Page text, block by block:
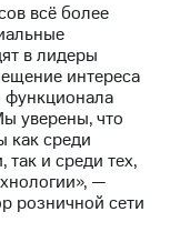
всё более
в лидеры
интереса
функционала
уверены, что
как среди
и среди тех,
—
розничной сети